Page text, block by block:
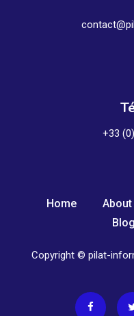
+33
Home About
Blog
Copyright © pilat-